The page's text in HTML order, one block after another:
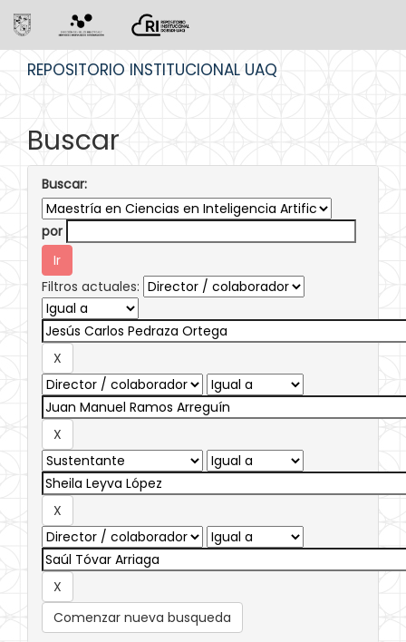
REPOSITORIO INSTITUCIONAL UAQ
Buscar
Buscar:
por
Filtros actuales:
Comenzar nueva busqueda